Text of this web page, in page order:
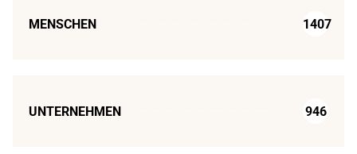
MENSCHEN 1407
UNTERNEHMEN 946